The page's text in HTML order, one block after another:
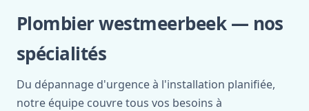
Plombier westmeerbeek — nos
spécialités
Du dépannage d'urgence à l'installation planifiée,
notre équipe couvre tous vos besoins à